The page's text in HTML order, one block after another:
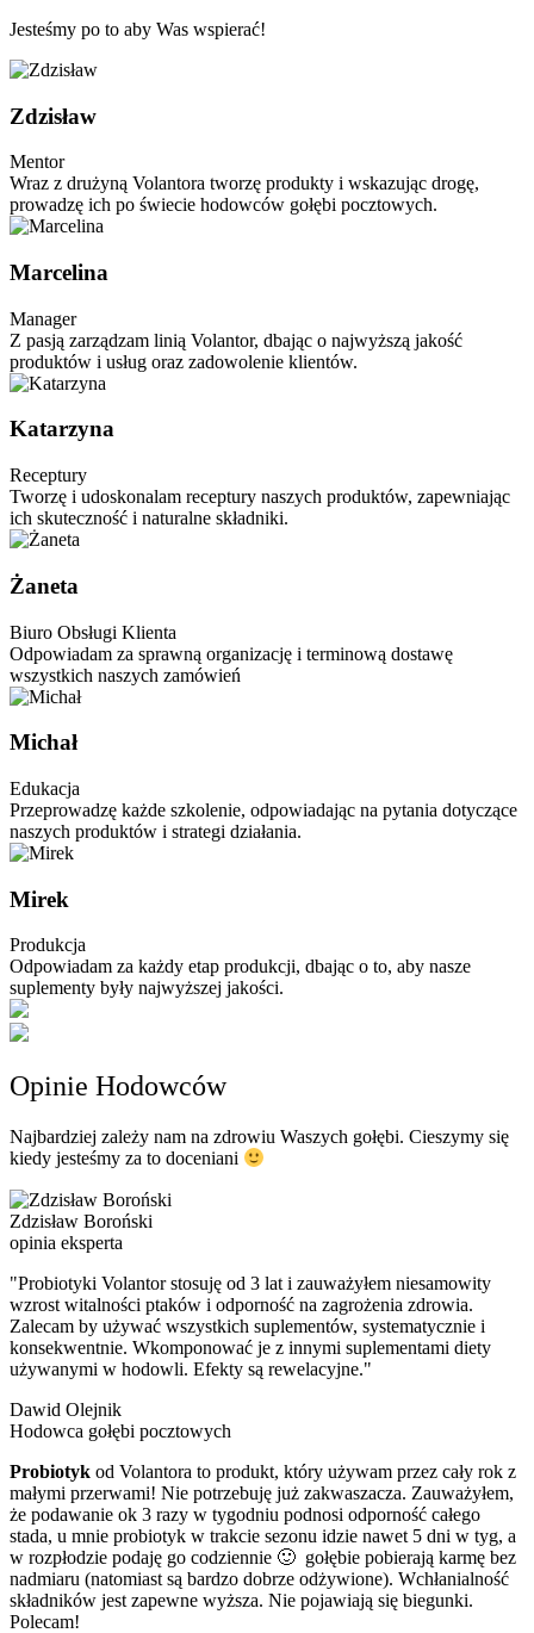
Jesteśmy po to aby Was wspierać!
Zdzisław
Mentor
Wraz z drużyną Volantora tworzę produkty i wskazując drogę,
prowadzę ich po świecie hodowców gołębi pocztowych.
Marcelina
Manager
Z pasją zarządzam linią Volantor, dbając o najwyższą jakość
produktów i usług oraz zadowolenie klientów.
Katarzyna
Receptury
Tworzę i udoskonalam receptury naszych produktów, zapewniając
ich skuteczność i naturalne składniki.
Żaneta
Biuro Obsługi Klienta
Odpowiadam za sprawną organizację i terminową dostawę
wszystkich naszych zamówień
Michał
Edukacja
Przeprowadzę każde szkolenie, odpowiadając na pytania dotyczące
naszych produktów i strategi działania.
Mirek
Produkcja
Odpowiadam za każdy etap produkcji, dbając o to, aby nasze
suplementy były najwyższej jakości.
Opinie Hodowców
Najbardziej zależy nam na zdrowiu Waszych gołębi. Cieszymy się
kiedy jesteśmy za to doceniani
Zdzisław Boroński
opinia eksperta
"Probiotyki Volantor stosuję od 3 lat i zauważyłem niesamowity
wzrost witalności ptaków i odporność na zagrożenia zdrowia.
Zalecam by używać wszystkich suplementów, systematycznie i
konsekwentnie. Wkomponować je z innymi suplementami diety
używanymi w hodowli. Efekty są rewelacyjne."
Dawid Olejnik
Hodowca gołębi pocztowych
Probiotyk od Volantora to produkt, który używam przez cały rok z
małymi przerwami! Nie potrzebuję już zakwaszacza. Zauważyłem,
że podawanie ok 3 razy w tygodniu podnosi odporność całego
stada, u mnie probiotyk w trakcie sezonu idzie nawet 5 dni w tyg, a
w rozpłodzie podaję go codziennie 🙂 gołębie pobierają karmę bez
nadmiaru (natomiast są bardzo dobrze odżywione). Wchłanialność
składników jest zapewne wyższa. Nie pojawiają się biegunki.
Polecam!